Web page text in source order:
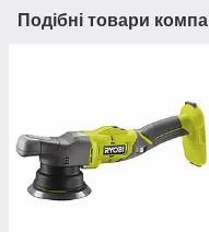
Подібні товари